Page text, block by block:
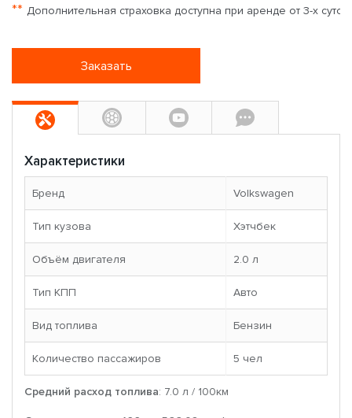
** Дополнительная страховка доступна при аренде от 3-х суток
Заказать
Характеристики
Бренд Volkswagen
Тип кузова Хэтчбек
Объём двигателя 2.0 л
Тип КПП Авто
Вид топлива Бензин
Количество пассажиров 5 чел
Средний расход топлива: 7.0 л / 100км